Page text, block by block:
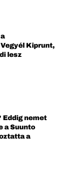
Kiprunt,
lesz
Eddig nemet
a Suunto
a